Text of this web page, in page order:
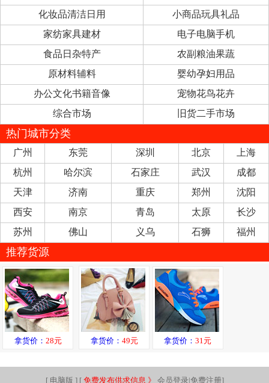
化妆品清洁日用
小商品玩具礼品
家纺家具建材
电子电脑手机
食品日杂特产
农副粮油果蔬
原材料辅料
婴幼孕妇用品
办公文化书籍音像
宠物花鸟花卉
综合市场
旧货二手市场
热门城市分类
广州 东莞 深圳 北京
上海
杭州
哈尔滨 石家庄 武汉
成都
天津
济南 重庆 郑州
沈阳
西安
南京 青岛 太原
长沙
苏州
佛山 义乌 石狮 福州
推荐货源
拿货价： 28元 拿货价： 49元 拿货价：31元
[ 电脑版 ] [ 免费发布供求信息 》 会员登录|免费注册]